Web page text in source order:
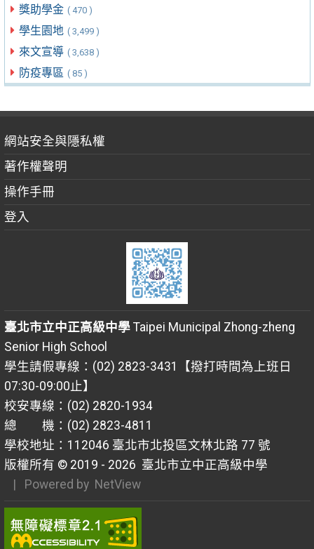
獎助學金 ( 470 )
學生園地 ( 3,499 )
來文宣導 ( 3,638 )
防疫專區 ( 85 )
網站安全與隱私權
著作權聲明
操作手冊
登入
臺北市立中正高級中學Taipei Municipal Zhong-zheng
Senior High School
學生請假專線：(02) 2823-3431【撥打時間為上班日
07:30-09:00止】
校安專線：(02) 2820-1934
總 機：(02) 2823-4811
學校地址：112046 臺北市北投區文林北路 77 號
版權所有 © 2019 - 2026 臺北市立中正高級中學
| Powered by NetView